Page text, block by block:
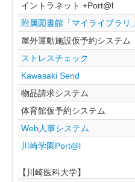
イントラネット +Port@l
附属図書館「マイライブラリ」
屋外運動施設仮予約システム
ストレスチェック
Kawasaki Send
物品請求システム
体育館仮予約システム
Web人事システム
川崎学園Port@l
【川崎医科大学】